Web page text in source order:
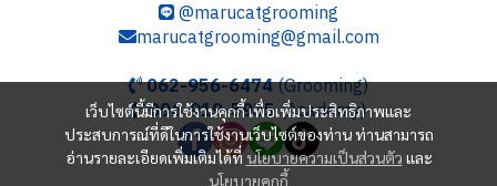
เว็บไซต์นี้มีการใช้งานคุกกี้ เพื่อเพิ่มประสิทธิภาพและ
ประสบการณ์ที่ดีในการใช้งานเว็บไซต์ของท่าน ท่านสามารถ
อ่านรายละเอียดเพิ่มเติมได้ที่นโยบายความเป็นส่วนตัว และ
นโยบายคุกกี้
@marucatgrooming
marucatgrooming@gmail.com
062-956-6474(Grooming)
096-919-5935(Academy)